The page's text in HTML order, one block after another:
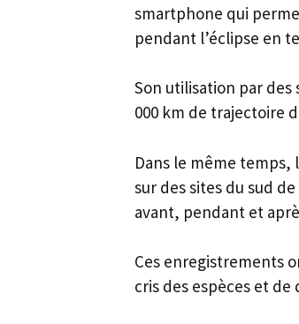
smartphone qui
pendant l’éclipse en
Son utilisation par des
000 km de trajectoire
Dans le même
sur des sites du sud
avant, pendant et
Ces enregistrements
cris des espèces et